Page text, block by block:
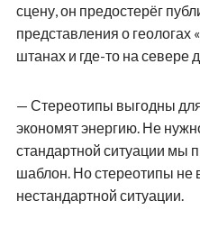
сцену, он предостерёг
представления о геологах
штанах и где-то на севере
— Стереотипы выгодны для
экономят энергию. Не
стандартной ситуации мы
шаблон. Но стереотипы не
нестандартной ситуации.